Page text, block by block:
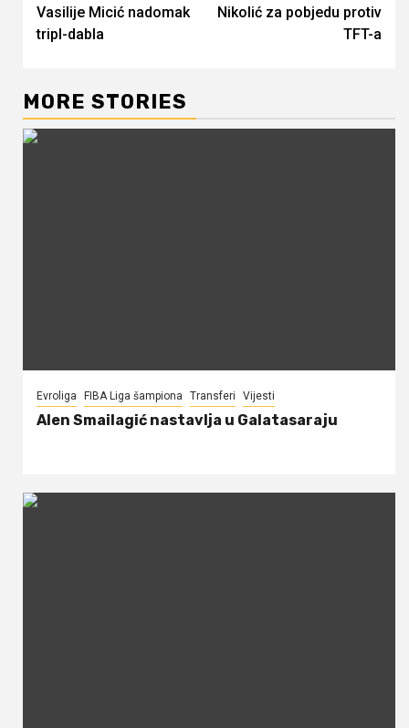
Vasilije Micić nadomak
tripl-dabla
Nikolić za pobjedu protiv
TFT-a
MORE STORIES
Evroliga FIBA Liga šampiona Transferi Vijesti
Alen Smailagić nastavlja u Galatasaraju